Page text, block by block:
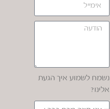
נשמח לשמוע איך הגעת
אלינו?